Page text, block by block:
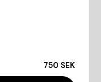
750 SEK